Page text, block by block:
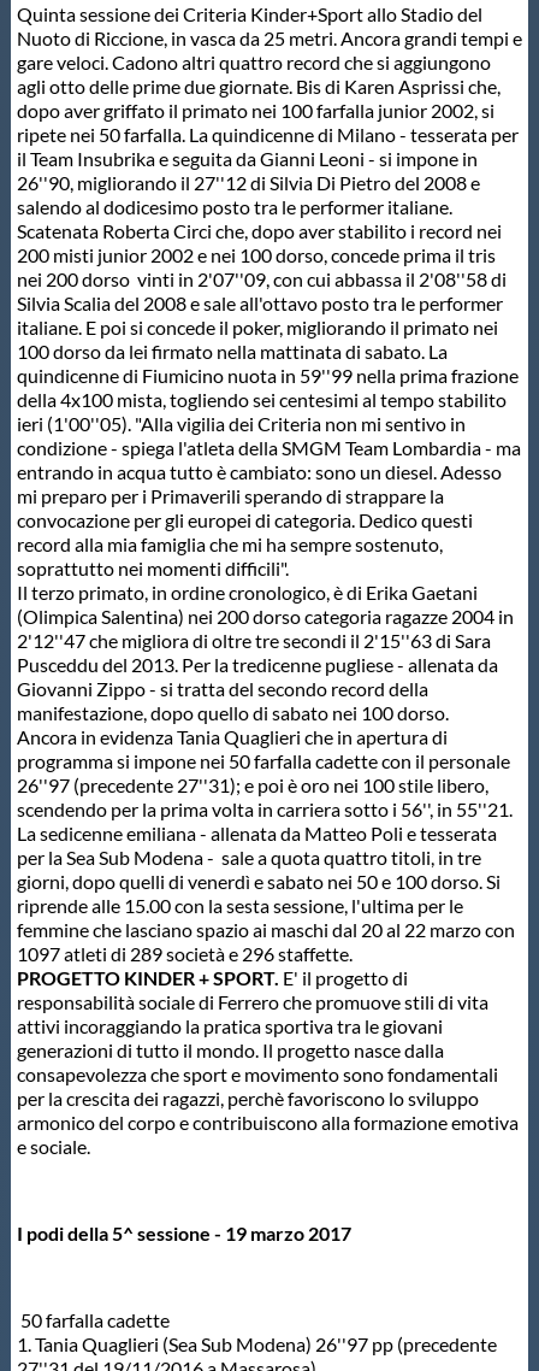
GUG
Scuole Nuoto
Propaganda
Centri Federali
Area Legislativa
Protezione Civile
Qualità
Sostenibilità
Privacy
Cookie Policy
Archivio News
Flash News
Galleria fotografica
Videogallery
Intranet
Webmail
Quinta sessione dei Criteria Kinder+Sport allo Stadio del
Nuoto di Riccione, in vasca da 25 metri. Ancora grandi tempi e
gare veloci. Cadono altri quattro record che si aggiungono
agli otto delle prime due giornate. Bis di Karen Asprissi che,
dopo aver griffato il primato nei 100 farfalla junior 2002, si
ripete nei 50 farfalla. La quindicenne di Milano - tesserata per
il Team Insubrika e seguita da Gianni Leoni - si impone in
26''90, migliorando il 27''12 di Silvia Di Pietro del 2008 e
salendo al dodicesimo posto tra le performer italiane.
Scatenata Roberta Circi che, dopo aver stabilito i record nei
200 misti junior 2002 e nei 100 dorso, concede prima il tris
nei 200 dorso vinti in 2'07''09, con cui abbassa il 2'08''58 di
Silvia Scalia del 2008 e sale all'ottavo posto tra le performer
italiane. E poi si concede il poker, migliorando il primato nei
100 dorso da lei firmato nella mattinata di sabato. La
quindicenne di Fiumicino nuota in 59''99 nella prima frazione
della 4x100 mista, togliendo sei centesimi al tempo stabilito
ieri (1'00''05). "Alla vigilia dei Criteria non mi sentivo in
condizione - spiega l'atleta della SMGM Team Lombardia - ma
entrando in acqua tutto è cambiato: sono un diesel. Adesso
mi preparo per i Primaverili sperando di strappare la
convocazione per gli europei di categoria. Dedico questi
record alla mia famiglia che mi ha sempre sostenuto,
soprattutto nei momenti difficili".
Il terzo primato, in ordine cronologico, è di Erika Gaetani
(Olimpica Salentina) nei 200 dorso categoria ragazze 2004 in
2'12''47 che migliora di oltre tre secondi il 2'15''63 di Sara
Pusceddu del 2013. Per la tredicenne pugliese - allenata da
Giovanni Zippo - si tratta del secondo record della
manifestazione, dopo quello di sabato nei 100 dorso.
Ancora in evidenza Tania Quaglieri che in apertura di
programma si impone nei 50 farfalla cadette con il personale
26''97 (precedente 27''31); e poi è oro nei 100 stile libero,
scendendo per la prima volta in carriera sotto i 56'', in 55''21.
La sedicenne emiliana - allenata da Matteo Poli e tesserata
per la Sea Sub Modena - sale a quota quattro titoli, in tre
giorni, dopo quelli di venerdì e sabato nei 50 e 100 dorso. Si
riprende alle 15.00 con la sesta sessione, l'ultima per le
femmine che lasciano spazio ai maschi dal 20 al 22 marzo con
1097 atleti di 289 società e 296 staffette.
PROGETTO KINDER + SPORT. E' il progetto di
responsabilità sociale di Ferrero che promuove stili di vita
attivi incoraggiando la pratica sportiva tra le giovani
generazioni di tutto il mondo. Il progetto nasce dalla
consapevolezza che sport e movimento sono fondamentali
per la crescita dei ragazzi, perchè favoriscono lo sviluppo
armonico del corpo e contribuiscono alla formazione emotiva
e sociale.
I podi della 5^ sessione - 19 marzo 2017
50 farfalla cadette
1. Tania Quaglieri (Sea Sub Modena) 26''97 pp (precedente